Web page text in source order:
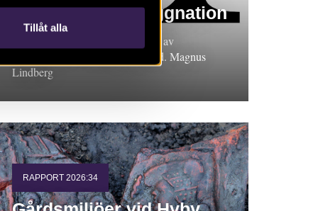
Tillåt alla
Område för nybyggnation
Arkeologisk undersökning i form av
schaktningsövervakning, Uppland. Magnus
Lindberg
RAPPORT 2026:34